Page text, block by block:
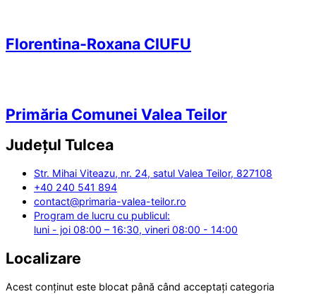
Florentina-Roxana CIUFU
Primăria Comunei Valea Teilor
Județul Tulcea
Str. Mihai Viteazu, nr. 24, satul Valea Teilor, 827108
+40 240 541 894
contact@primaria-valea-teilor.ro
Program de lucru cu publicul:
luni - joi 08:00 – 16:30, vineri 08:00 - 14:00
Localizare
Acest conținut este blocat până când acceptați categoria